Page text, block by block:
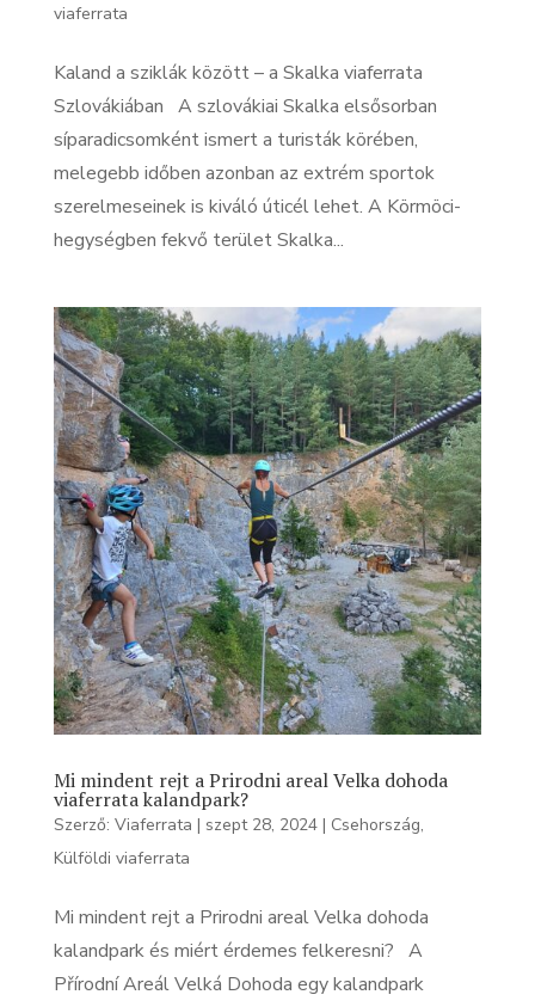
viaferrata
Kaland a sziklák között – a Skalka viaferrata
Szlovákiában A szlovákiai Skalka elsősorban
síparadicsomként ismert a turisták körében,
melegebb időben azonban az extrém sportok
szerelmeseinek is kiváló úticél lehet. A Körmöci-
hegységben fekvő terület Skalka...
Mi mindent rejt a Prirodni areal Velka dohoda
viaferrata kalandpark?
Szerző: Viaferrata | szept 28, 2024| Csehország,
Külföldi viaferrata
Mi mindent rejt a Prirodni areal Velka dohoda
kalandpark és miért érdemes felkeresni? A
Přírodní Areál Velká Dohoda egy kalandpark